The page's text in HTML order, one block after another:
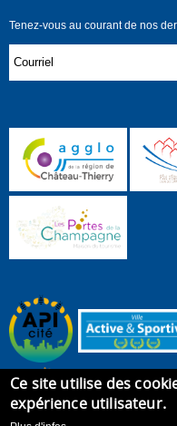
Tenez-vous au courant de nos
Ce site utilise des
expérience utilisateur.